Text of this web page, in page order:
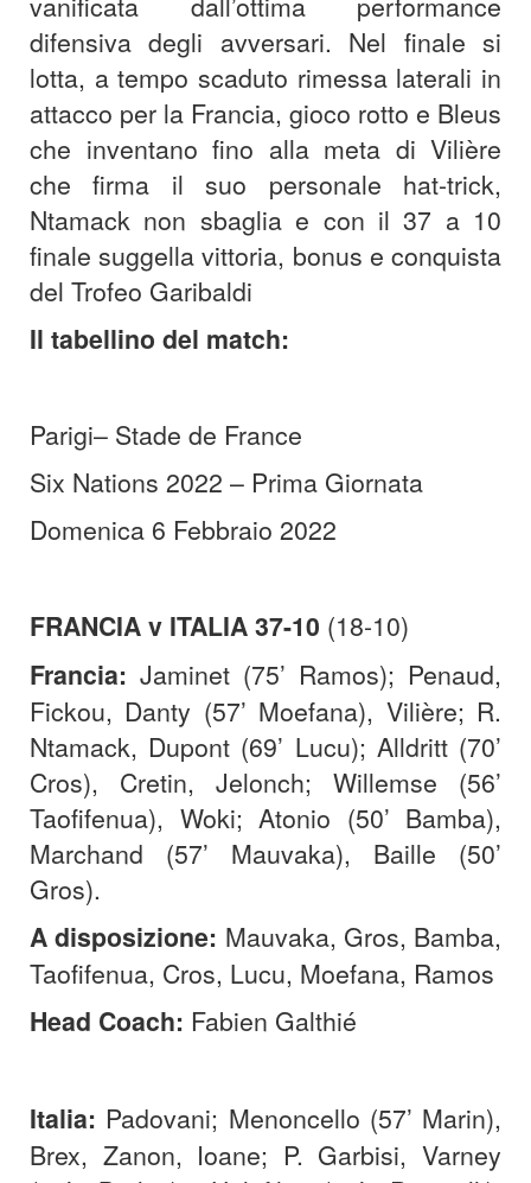
difensiva degli avversari. Nel finale si
lotta, a tempo scaduto rimessa laterali in
attacco per la Francia, gioco rotto e Bleus
che inventano fino alla meta di Vilière
che firma il suo personale hat-trick,
Ntamack non sbaglia e con il 37 a 10
finale suggella vittoria, bonus e conquista
del Trofeo Garibaldi
Il tabellino del match:
Parigi– Stade de France
Six Nations 2022 – Prima Giornata
Domenica 6 Febbraio 2022
FRANCIA v ITALIA 37-10 (18-10)
Francia: Jaminet (75’ Ramos); Penaud,
Fickou, Danty (57’ Moefana), Vilière; R.
Ntamack, Dupont (69’ Lucu); Alldritt (70’
Cros), Cretin, Jelonch; Willemse (56’
Taofifenua), Woki; Atonio (50’ Bamba),
Marchand (57’ Mauvaka), Baille (50’
Gros).
A disposizione: Mauvaka, Gros, Bamba,
Taofifenua, Cros, Lucu, Moefana, Ramos
Head Coach: Fabien Galthié
Italia: Padovani; Menoncello (57’ Marin),
Brex, Zanon, Ioane; P. Garbisi, Varney